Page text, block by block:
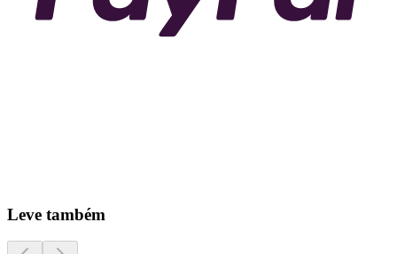
Leve também